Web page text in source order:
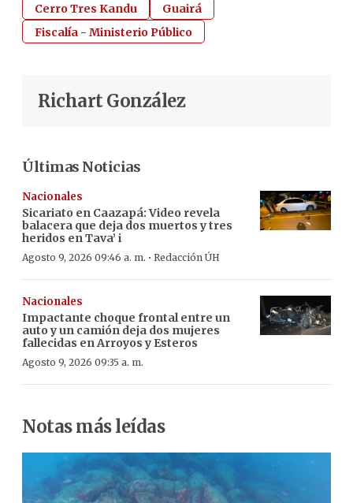
Cerro Tres Kandu
Guairá
Fiscalía - Ministerio Público
Richart González
Últimas Noticias
Nacionales
Sicariato en Caazapá: Video revela
balacera que deja dos muertos y tres
heridos en Tava’ i
Agosto 9, 2026 09:46 a. m. · Redacción ÚH
Nacionales
Impactante choque frontal entre un
auto y un camión deja dos mujeres
fallecidas en Arroyos y Esteros
Agosto 9, 2026 09:35 a. m.
Notas más leídas